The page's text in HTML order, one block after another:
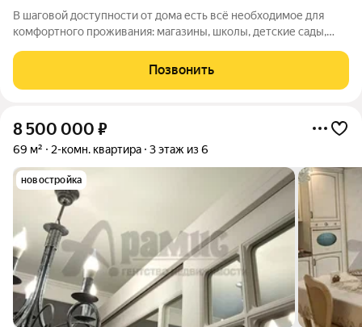
В шаговой доступности от дома есть всё необходимое для
комфортного проживания: магазины, школы, детские сады,
квартира в тихом районе с хорошей инфраструктурой. В
квартире сделан качественный
Позвонить
8 500 000 ₽
69 м² 2-комн. квартира 3 этаж из 6
новостройка